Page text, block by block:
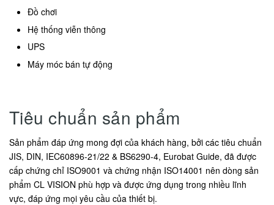
Đồ chơi
Hệ thống viễn thông
UPS
Máy móc bán tự động
Tiêu chuẩn sản phẩm
Sản phẩm đáp ứng mong đợi của khách hàng, bởi các tiêu chuẩn
JIS, DIN, IEC60896-21/22 & BS6290-4, Eurobat Guide, đã được
cấp chứng chỉ ISO9001 và chứng nhận ISO14001 nên dòng sản
phẩm CL VISION phù hợp và được ứng dụng trong nhiều lĩnh
vực, đáp ứng mọi yêu cầu của thiết bị.